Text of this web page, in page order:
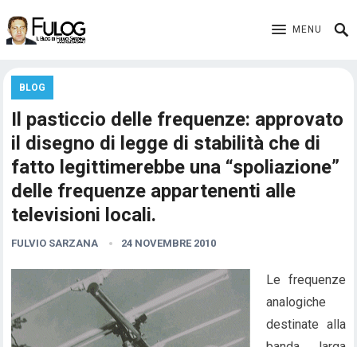
MENU
BLOG
Il pasticcio delle frequenze: approvato
il disegno di legge di stabilità che di
fatto legittimerebbe una “spoliazione”
delle frequenze appartenenti alle
televisioni locali.
FULVIO SARZANA 24 NOVEMBRE 2010
Le frequenze
analogiche
destinate alla